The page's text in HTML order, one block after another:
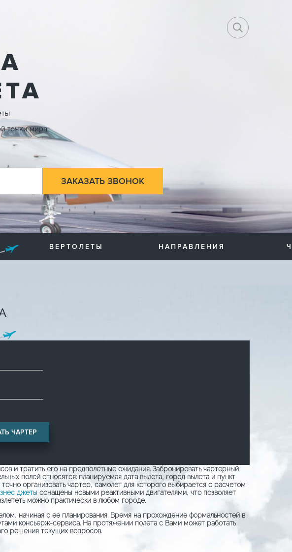
точки мира
ВЕРТОЛЕТЫ НАПРАВЛЕНИЯ
и тратить его на предполетные ожидания. Забронировать чартерный
полей относятся: планируемая дата вылета, город вылета и пункт
организовать чартер, самолет для которого выбирается с расчетом
джетыоснащены новыми реактивными двигателями, что позволяет
можно практически в любом городе.
начиная с ее планирования. Время на прохождение формальностей в
консьерж-сервиса. На протяжении полета с Вами может работать
решения текущих вопросов.